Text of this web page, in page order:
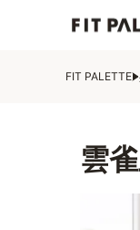
FIT PALETTE
雲